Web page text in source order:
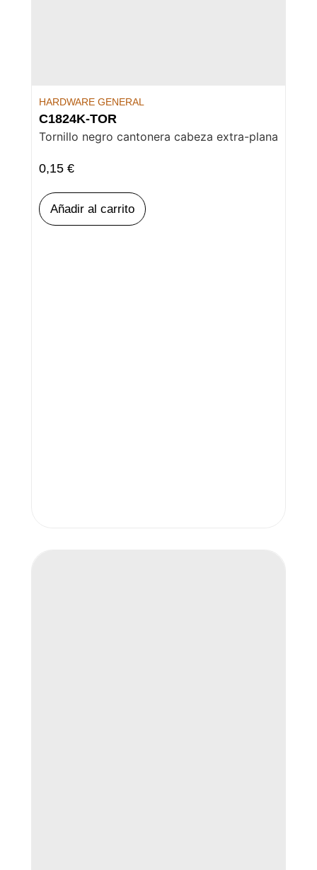
HARDWARE GENERAL
C1824K-TOR
Tornillo negro cantonera cabeza extra-plana
0,15 €
Añadir al carrito